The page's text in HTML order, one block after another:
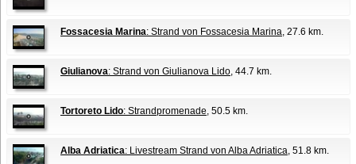
Fossacesia Marina: Strand von Fossacesia Marina, 27.6 km.
Giulianova: Strand von Giulianova Lido, 44.7 km.
Tortoreto Lido: Strandpromenade, 50.5 km.
Alba Adriatica: Livestream Strand von Alba Adriatica, 51.8 km.